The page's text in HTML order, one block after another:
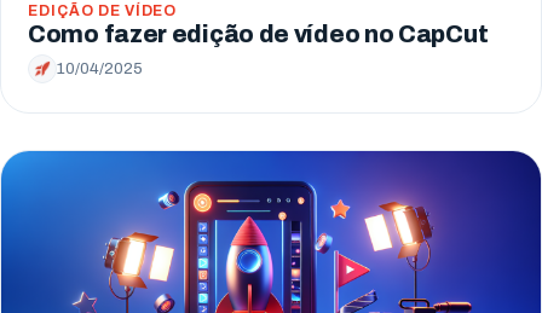
EDIÇÃO DE VÍDEO
Como fazer edição de vídeo no CapCut
10/04/2025